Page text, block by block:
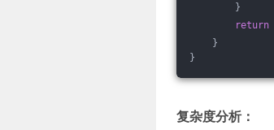
}
return
}
}
复杂度分析：